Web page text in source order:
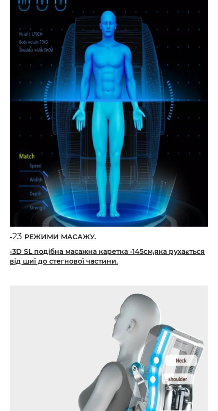
-23 РЕЖИМИ МАСАЖУ.
-3D SL подібна масажна каретка -145см,яка рухається
від шиї до стегнової частини.